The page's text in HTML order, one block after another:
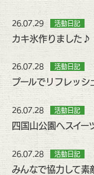
26.07.29 活動日記
カキ氷作りました♪
26.07.28 活動日記
プールでリフレッ
26.07.28 活動日記
四国山公園へスイ
26.07.28 活動日記
みんなで協力して